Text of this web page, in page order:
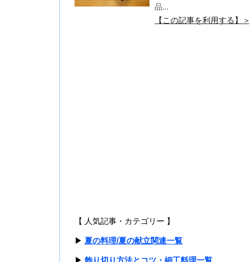
品...
【この記事を利用する】＞
【 人気記事・カテゴリー 】
▶ 夏の料理/夏の献立関連一覧